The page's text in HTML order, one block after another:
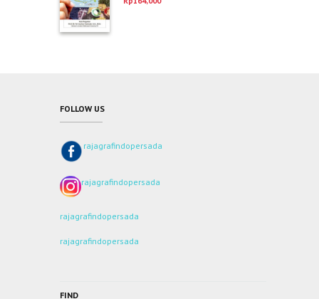
dari 5
FOLLOW US
rajagrafindopersada
rajagrafindopersada
rajagrafindopersada
rajagrafindopersada
FIND